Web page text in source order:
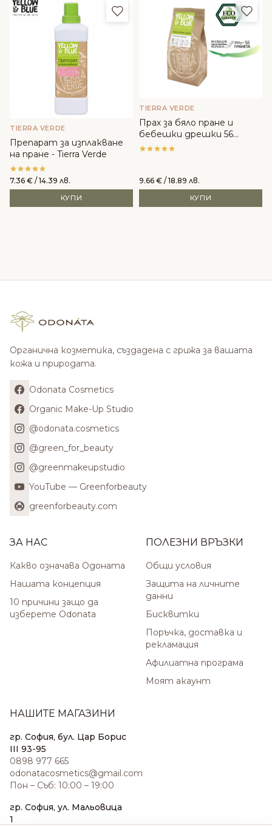
Добави в любими
TIERRA VERDE
Препарат за изплакване
на пране - Tierra Verde
7.36 € / 14.39 лв.
КУПИ
TIERRA VERDE
Прах за бяло пране и
бебешки дрешки 56
пранета - Tierra Verde
9.66 € / 18.89 лв.
КУПИ
Органична козметика, създадена с грижа за вашата
кожа и природата.
Odonata Cosmetics
Organic Make-Up Studio
@odonata.cosmetics
@green_for_beauty
@greenmakeupstudio
YouTube — Greenforbeauty
greenforbeauty.com
ЗА НАС
Какво означава Одоната
Нашата концепция
10 причини защо да
изберете Odonata
ПОЛЕЗНИ ВРЪЗКИ
Общи условия
Защита на личните
данни
Бисквитки
Поръчка, доставка и
рекламация
Афилиатна програма
Моят акаунт
НАШИТЕ МАГАЗИНИ
гр. София, бул. Цар Борис
III 93-95
0898 977 665
odonatacosmetics@gmail.com
Пон – Съб: 10:00 – 19:00
гр. София, ул. Мальовица
1